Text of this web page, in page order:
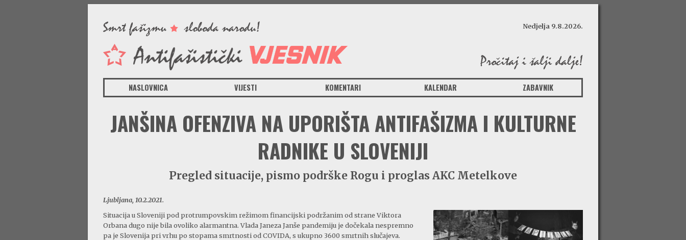
Nedjelja 9.8.2026.
NASLOVNICA VIJESTI KOMENTARI KALENDAR ZABAVNIK
JANŠINA OFENZIVA NA UPORIŠTA ANTIFAŠIZMA I KULTURNE
RADNIKE U SLOVENIJI
Pregled situacije, pismo podrške Rogu i proglas AKC Metelkove
Ljubljana, 10.2.2021.
Situacija u Sloveniji pod protrumpovskim režimom financijski podržanim od strane Viktora
Orbana dugo nije bila ovoliko alarmantna. Vlada Janeza Janše pandemiju je dočekala nespremno
pa je Slovenija pri vrhu po stopama smrtnosti od COVIDA, s ukupno 3600 smrtnih slučajeva.